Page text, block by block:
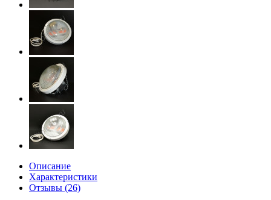
Описание
Характеристики
Отзывы (26)